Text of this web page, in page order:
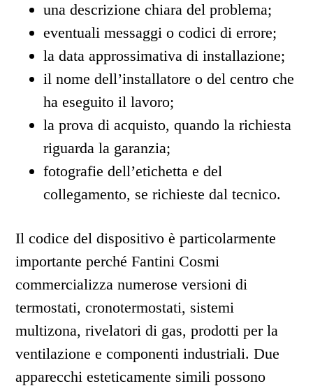
una descrizione chiara del problema;
eventuali messaggi o codici di errore;
la data approssimativa di installazione;
il nome dell’installatore o del centro che
ha eseguito il lavoro;
la prova di acquisto, quando la richiesta
riguarda la garanzia;
fotografie dell’etichetta e del
collegamento, se richieste dal tecnico.
Il codice del dispositivo è particolarmente
importante perché Fantini Cosmi
commercializza numerose versioni di
termostati, cronotermostati, sistemi
multizona, rivelatori di gas, prodotti per la
ventilazione e componenti industriali. Due
apparecchi esteticamente simili possono